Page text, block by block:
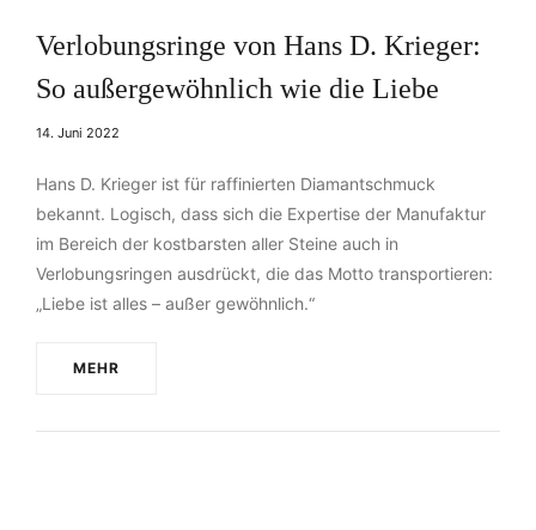
Verlobungsringe von Hans D. Krieger:
So außergewöhnlich wie die Liebe
14. Juni 2022
Hans D. Krieger ist für raffinierten Diamantschmuck
bekannt. Logisch, dass sich die Expertise der Manufaktur
im Bereich der kostbarsten aller Steine auch in
Verlobungsringen ausdrückt, die das Motto transportieren:
„Liebe ist alles – außer gewöhnlich.“
MEHR